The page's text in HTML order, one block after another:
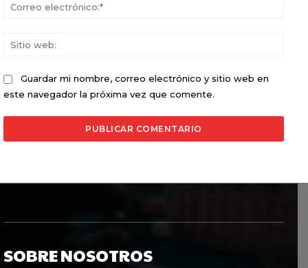
Guardar mi nombre, correo electrónico y sitio web en
este navegador la próxima vez que comente.
SOBRE NOSOTROS